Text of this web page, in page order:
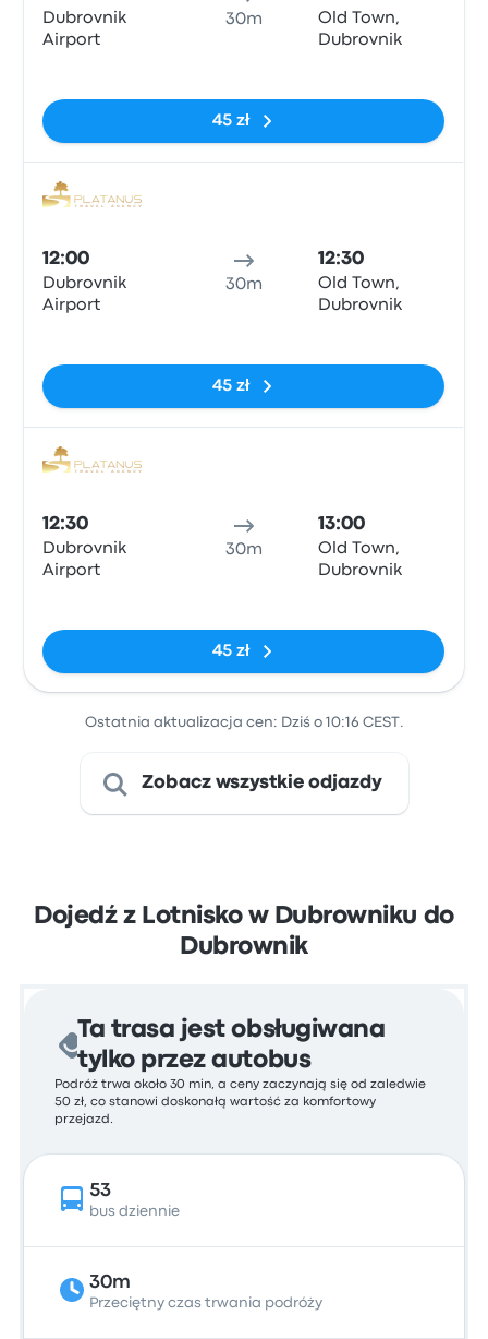
Dubrovnik
Airport
30m
Old Town,
Dubrovnik
45 zł
12:00
Dubrovnik
Airport
30m
12:30
Old Town,
Dubrovnik
45 zł
12:30
Dubrovnik
Airport
30m
13:00
Old Town,
Dubrovnik
45 zł
Ostatnia aktualizacja cen: Dziś o 10:16 CEST.
Zobacz wszystkie odjazdy
Dojedź z Lotnisko w Dubrowniku do
Dubrownik
Ta trasa jest obsługiwana
tylko przez autobus
Podróż trwa około 30 min, a ceny zaczynają się od zaledwie
50 zł, co stanowi doskonałą wartość za komfortowy
przejazd.
53
bus dziennie
30m
Przeciętny czas trwania podróży